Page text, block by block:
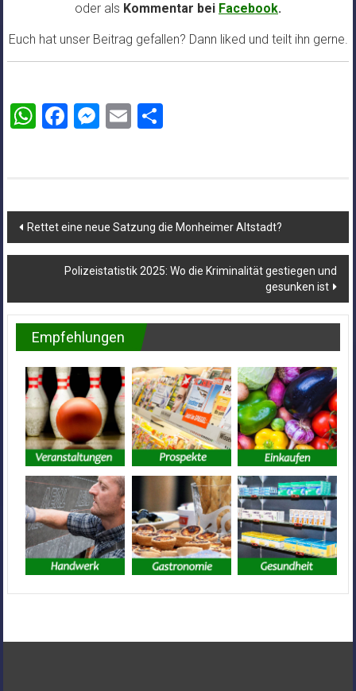
oder als Kommentar bei Facebook.
Euch hat unser Beitrag gefallen? Dann liked und teilt ihn gerne.
WhatsApp
Facebook
Messenger
EmailTeilen
Beitragsnavigation
Rettet eine neue Satzung die Monheimer Altstadt?
Polizeistatistik 2025: Wo die Kriminalität gestiegen und
gesunken ist
Empfehlungen